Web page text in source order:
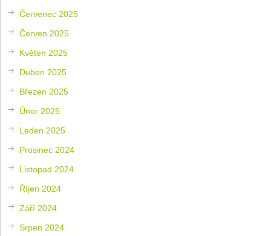
Červenec 2025
Červen 2025
Květen 2025
Duben 2025
Březen 2025
Únor 2025
Leden 2025
Prosinec 2024
Listopad 2024
Říjen 2024
Září 2024
Srpen 2024